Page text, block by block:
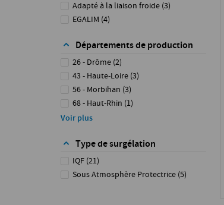
Adapté à la liaison froide (3)
EGALIM (4)
Départements de production
26 - Drôme (2)
43 - Haute-Loire (3)
56 - Morbihan (3)
68 - Haut-Rhin (1)
69 - Rhône
76 - Seine-Maritime(8)
80 - Somme
Voir plus
Type de surgélation
IQF (21)
Sous Atmosphère Protectrice (5)